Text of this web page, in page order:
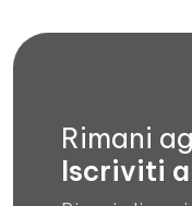
Rimani
Iscriviti